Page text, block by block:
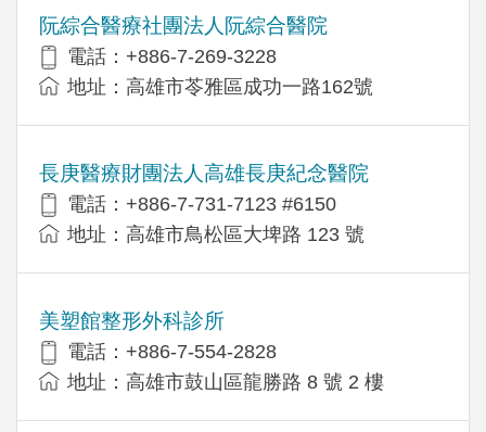
阮綜合醫療社團法人阮綜合醫院
電話：+886-7-269-3228
地址：高雄市苓雅區成功一路162號
長庚醫療財團法人高雄長庚紀念醫院
電話：+886-7-731-7123 #6150
地址：高雄市鳥松區大埤路 123 號
美塑館整形外科診所
電話：+886-7-554-2828
地址：高雄市鼓山區龍勝路 8 號 2 樓